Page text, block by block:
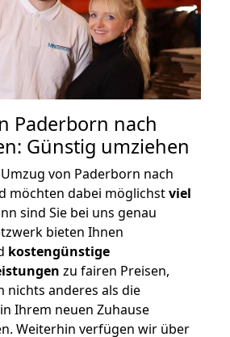
Paderborn nach
Günstig umziehen
von Paderborn nach
möchten dabei möglichstviel
sind Sie bei uns genau
bieten Ihnen
kostengünstige
zu fairen Preisen,
nichts anderes als die
Ihrem neuen Zuhause
Weiterhin verfügen wir über